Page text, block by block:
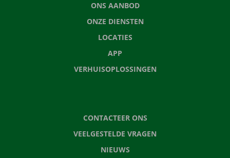
ONS AANBOD
ONZE DIENSTEN
LOCATIES
APP
VERHUISOPLOSSINGEN
CONTACTEER ONS
VEELGESTELDE VRAGEN
NIEUWS